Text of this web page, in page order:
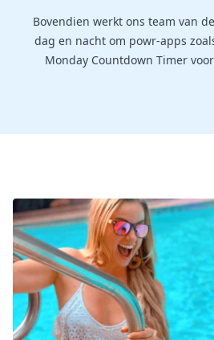
Bovendien werkt ons team van
dag en nacht om powr-apps
Monday Countdown Timer